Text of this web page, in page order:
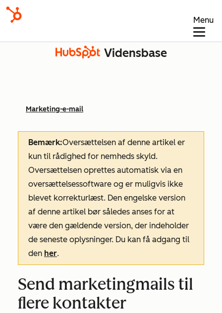
Menu
Vidensbase
Marketing-e-mail
Bemærk:Oversættelsen af denne artikel er
kun til rådighed for nemheds skyld.
Oversættelsen oprettes automatisk via en
oversættelsessoftware og er muligvis ikke
blevet korrekturlæst. Den engelske version
af denne artikel bør således anses for at
være den gældende version, der indeholder
de seneste oplysninger. Du kan få adgang til
den her.
Send marketingmails til
flere kontakter